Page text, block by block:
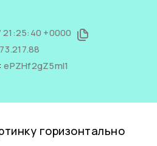
+0000
ePZHf2gZ5mI1
горизонтально